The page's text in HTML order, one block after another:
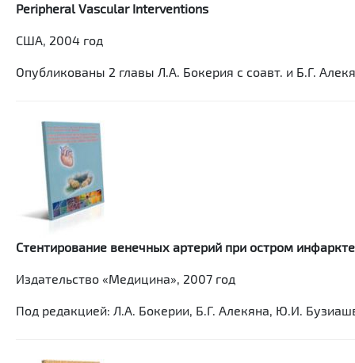
Peripheral Vascular Interventions
США, 2004 год
Опубликованы 2 главы Л.А. Бокерия с соавт. и Б.Г.
Стентирование венечных артерий при остром
Издательство «Медицина», 2007 год
Под редакцией: Л.А. Бокерии, Б.Г. Алекяна, Ю.И.